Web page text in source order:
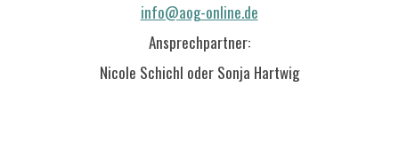
info@aog-online.de
Ansprechpartner:
Nicole Schichl oder Sonja Hartwig